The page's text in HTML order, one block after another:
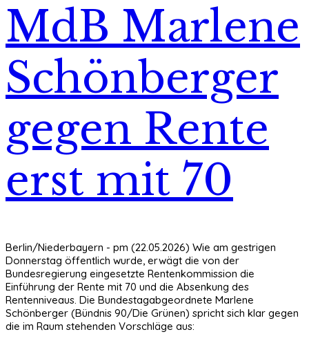
MdB Marlene
Schönberger
gegen Rente
erst mit 70
Berlin/Niederbayern - pm (22.05.2026) Wie am gestrigen
Donnerstag öffentlich wurde, erwägt die von der
Bundesregierung eingesetzte Rentenkommission die
Einführung der Rente mit 70 und die Absenkung des
Rentenniveaus. Die Bundestagabgeordnete Marlene
Schönberger (Bündnis 90/Die Grünen) spricht sich klar gegen
die im Raum stehenden Vorschläge aus: